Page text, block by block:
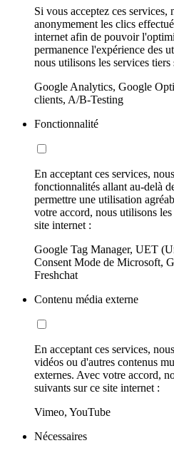
Si vous acceptez ces services,
anonymement les clics
internet afin de pouvoir
permanence l'expérience des
nous utilisons les services
Google Analytics, Google
clients, A/B-Testing
Fonctionnalité
En acceptant ces services,
fonctionnalités allant au-delà
permettre une utilisation
votre accord, nous utilisons
site internet :
Google Tag Manager, UET
Consent Mode de Microsoft,
Freshchat
Contenu média externe
En acceptant ces services,
vidéos ou d'autres contenus
externes. Avec votre accord,
suivants sur ce site internet :
Vimeo, YouTube
Nécessaires